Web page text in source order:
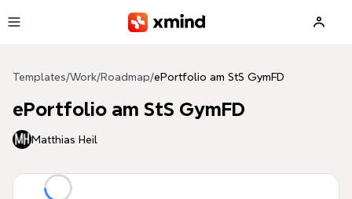
Templates/Work/Roadmap/ePortfolio am StS GymFD
ePortfolio am StS GymFD
Matthias Heil